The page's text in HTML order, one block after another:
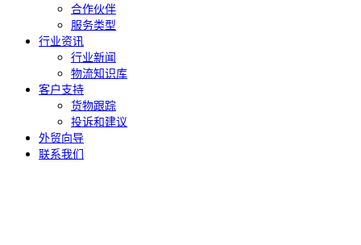
合作伙伴
服务类型
行业资讯
行业新闻
物流知识库
客户支持
货物跟踪
投诉和建议
外贸向导
联系我们